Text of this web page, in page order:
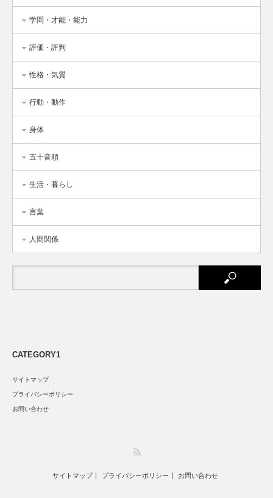
学問・才能・能力
評価・評判
性格・気質
行動・動作
身体
五十音順
生活・暮らし
言葉
人間関係
CATEGORY1
サイトマップ
プライバシーポリシー
お問い合わせ
サイトマップ プライバシーポリシー お問い合わせ